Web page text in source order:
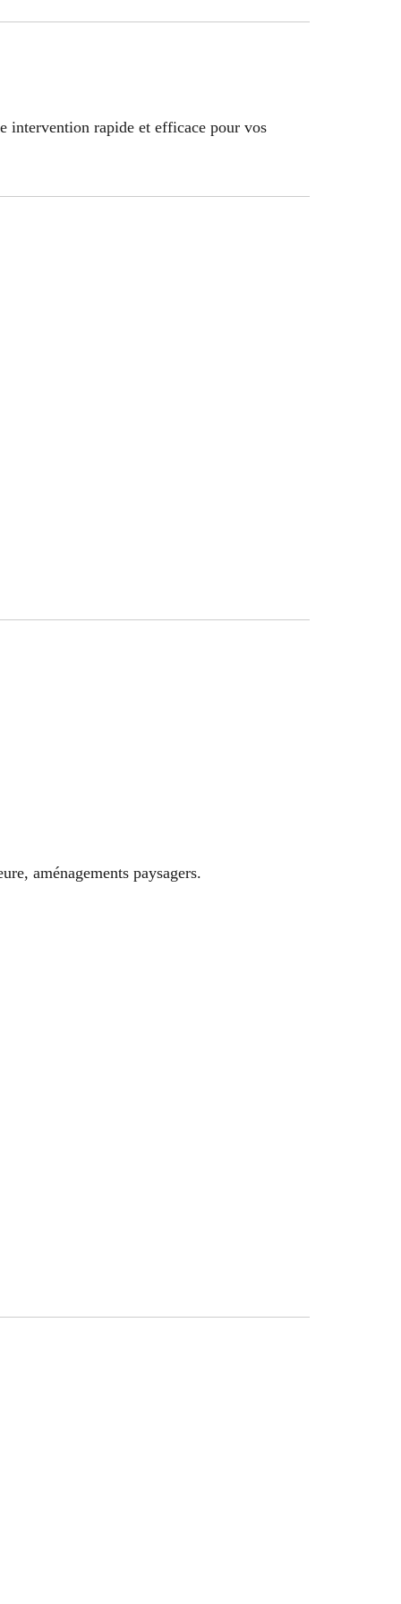
intervention rapide et efficace pour vos
aménagements paysagers.